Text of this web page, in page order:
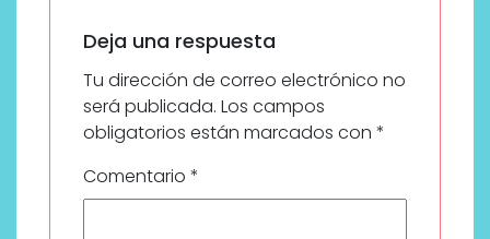
Deja una respuesta
Tu dirección de correo electrónico no
será publicada. Los campos
obligatorios están marcados con *
Comentario *